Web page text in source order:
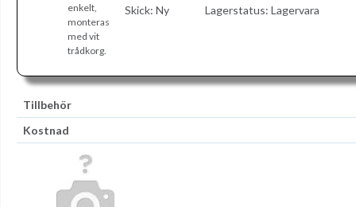
Skick: Ny Lagerstatus: Lagervara
enkelt,
monteras
med vit
trådkorg.
Tillbehör
Kostnad